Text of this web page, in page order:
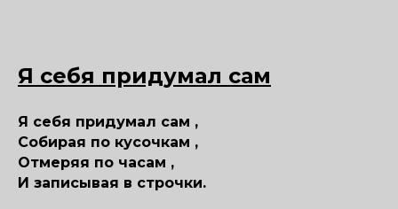
Я себя придумал сам
Я себя придумал сам ,
Собирая по кусочкам ,
Отмеряя по часам ,
И записывая в строчки.